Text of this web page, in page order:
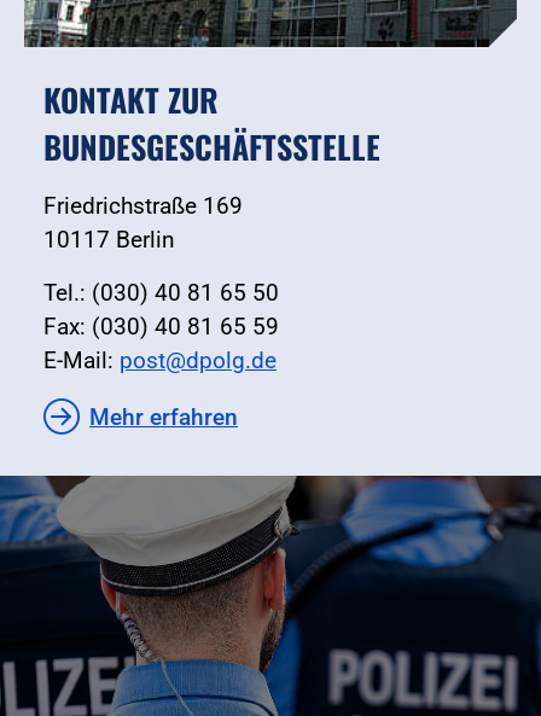
KONTAKT ZUR
BUNDESGESCHÄFTSSTELLE
Friedrichstraße 169
10117 Berlin
Tel.: (030) 40 81 65 50
Fax: (030) 40 81 65 59
E-Mail: post@dpolg.de
Mehr erfahren